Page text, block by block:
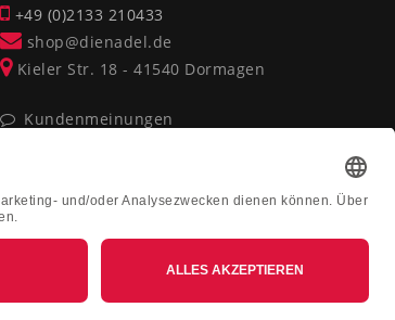
+49 (0)2133 210433
shop@dienadel.de
Kieler Str. 18 - 41540 Dormagen
Kundenmeinungen